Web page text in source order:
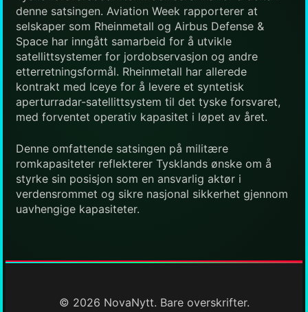
denne satsingen. Aviation Week rapporterer at
selskaper som Rheinmetall og Airbus Defense &
Space har inngått samarbeid for å utvikle
satellittsystemer for jordobservasjon og andre
etterretningsformål. Rheinmetall har allerede
kontrakt med Iceye for å levere et syntetisk
aperturradar-satellittsystem til det tyske forsvaret,
med forventet operativ kapasitet i løpet av året.
Denne omfattende satsingen på militære
romkapasiteter reflekterer Tysklands ønske om å
styrke sin posisjon som en ansvarlig aktør i
verdensrommet og sikre nasjonal sikkerhet gjennom
uavhengige kapasiteter.
© 2026 NovaNytt. Bare overskrifter.